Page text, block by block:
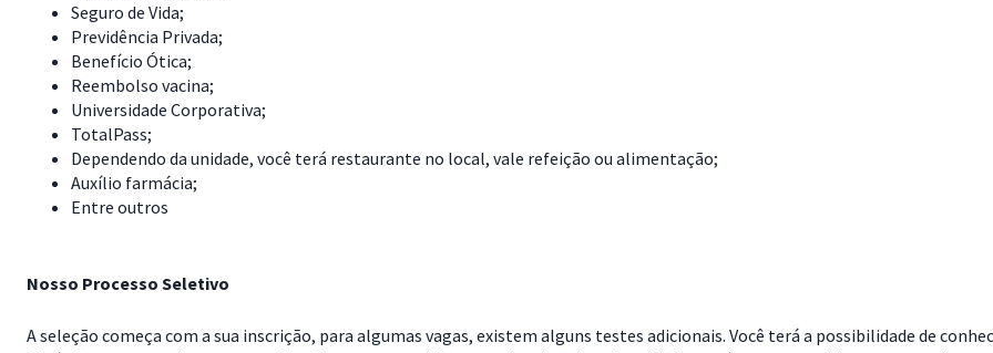
Seguro de Vida;
Previdência Privada;
Benefício Ótica;
Reembolso vacina;
Universidade Corporativa;
TotalPass;
Dependendo da unidade, você terá restaurante no local, vale refeição ou alimentação;
Auxílio farmácia;
Entre outros
Nosso Processo Seletivo
A seleção começa com a sua inscrição, para algumas vagas, existem alguns testes adicionais. Você terá a possibilidade de